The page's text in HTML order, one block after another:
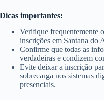
Dicas importantes:
Verifique frequentemente
inscrições em Santana do
Confirme que todas as
verdadeiras e condizem
Evite deixar a inscrição
sobrecarga nos sistemas
presenciais.